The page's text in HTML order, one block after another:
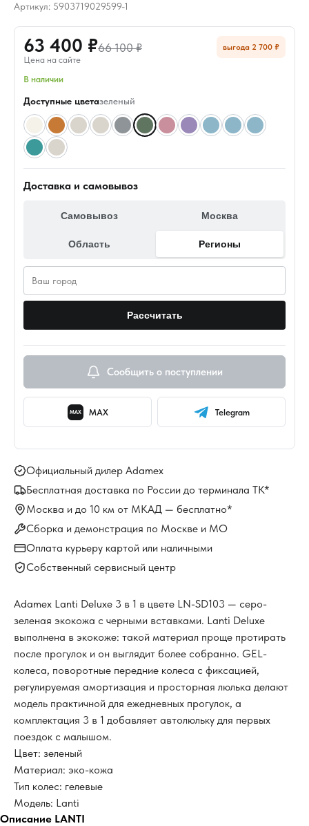
Артикул: 5903719029599-1
63 400 ₽66 100 ₽
Цена на сайте
выгода 2 700 ₽
В наличии
Доступные цветазеленый
Доставка и самовывоз
Самовывоз Москва
Область Регионы
Рассчитать
Сообщить о поступлении
MAX MAX Telegram
Официальный дилер Adamex
Бесплатная доставка по России до терминала ТК*
Москва и до 10 км от МКАД — бесплатно*
Сборка и демонстрация по Москве и МО
Оплата курьеру картой или наличными
Собственный сервисный центр
Adamex Lanti Deluxe 3 в 1 в цвете LN-SD103 — серо-
зеленая экокожа с черными вставками. Lanti Deluxe
выполнена в экокоже: такой материал проще протирать
после прогулок и он выглядит более собранно. GEL-
колеса, поворотные передние колеса с фиксацией,
регулируемая амортизация и просторная люлька делают
модель практичной для ежедневных прогулок, а
комплектация 3 в 1 добавляет автолюльку для первых
поездок с малышом.
Цвет: зеленый
Материал: эко-кожа
Тип колес: гелевые
Модель: Lanti
Описание LANTI